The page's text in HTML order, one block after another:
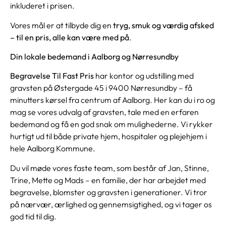
inkluderet i prisen.
Vores mål er at tilbyde dig en tryg, smuk og værdig afsked
– til en pris, alle kan være med på.
Din lokale bedemand i Aalborg og Nørresundby
Begravelse Til Fast Pris har kontor og udstilling med
gravsten på Østergade 45 i 9400 Nørresundby – få
minutters kørsel fra centrum af Aalborg. Her kan du i ro og
mag se vores udvalg af gravsten, tale med en erfaren
bedemand og få en god snak om mulighederne. Vi rykker
hurtigt ud til både private hjem, hospitaler og plejehjem i
hele Aalborg Kommune.
Du vil møde vores faste team, som består af Jan, Stinne,
Trine, Mette og Mads – en familie, der har arbejdet med
begravelse, blomster og gravsten i generationer. Vi tror
på nærvær, ærlighed og gennemsigtighed, og vi tager os
god tid til dig.